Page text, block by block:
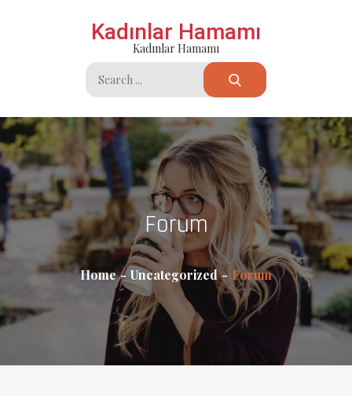
Kadınlar Hamamı
Kadınlar Hamamı
Search
for:
Forum
Home Uncategorized Forum